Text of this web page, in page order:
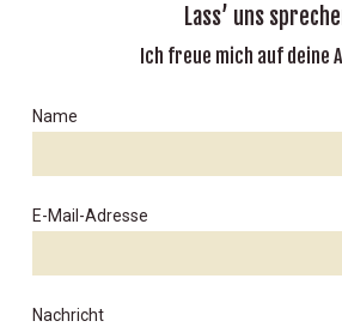
Lass’ uns
Ich freue mich auf deine
Name
E-Mail-Adresse
Nachricht